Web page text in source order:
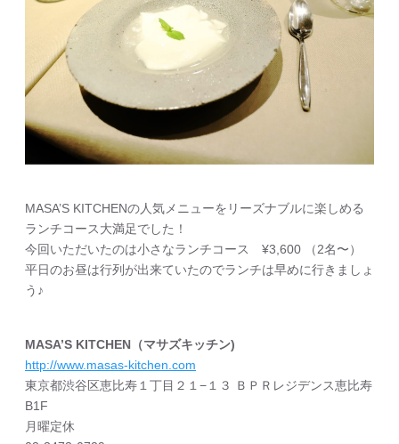
MASA’S KITCHENの人気メニューをリーズナブルに楽しめる
ランチコース大満足でした！
今回いただいたのは小さなランチコース ¥3,600 （2名〜）
平日のお昼は行列が出来ていたのでランチは早めに行きましょ
う♪
MASA’S KITCHEN（マサズキッチン)
http://www.masas-kitchen.com
東京都渋谷区恵比寿１丁目２１−１３ ＢＰＲレジデンス恵比寿
B1F
月曜定休